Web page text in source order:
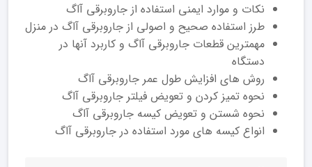
نکات و موارد ایمنی استفاده از جاروبرقی آاگ
طرز استفاده صحیح و اصولی از جاروبرقی آاگ در منزل
مهمترین قطعات جاروبرقی آاگ و کاربرد آنها در
دستگاه
روش های افزایش طول عمر جاروبرقی آاگ
نحوه تمیز کردن و تعویض فیلتر جاروبرقی آاگ
نحوه شستن و تعویض کیسه جاروبرقی آاگ
انواع کیسه های مورد استفاده در جاروبرقی آاگ